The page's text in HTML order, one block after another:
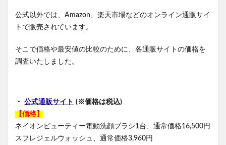
公式以外では、Amazon、楽天市場などのオンライン通販サイ
トで販売されています。
そこで価格や最安値の比較のために、各通販サイトの価格を
調査いたしました。
・ 公式通販サイト (※価格は税込)
【価格】
ネイオンビューティー電動洗顔ブラシ1台、通常価格16,500円
スフレジェルウォッシュ、通常価格3,960円